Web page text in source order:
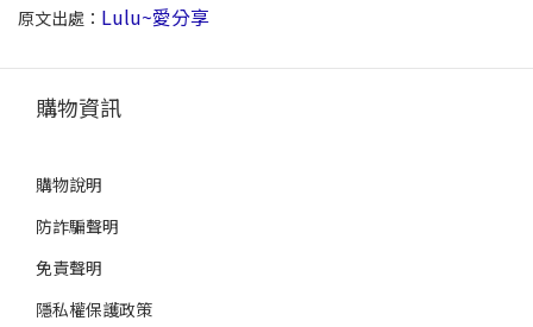
原文出處： Lulu~愛分享
購物資訊
購物說明
防詐騙聲明
免責聲明
隱私權保護政策